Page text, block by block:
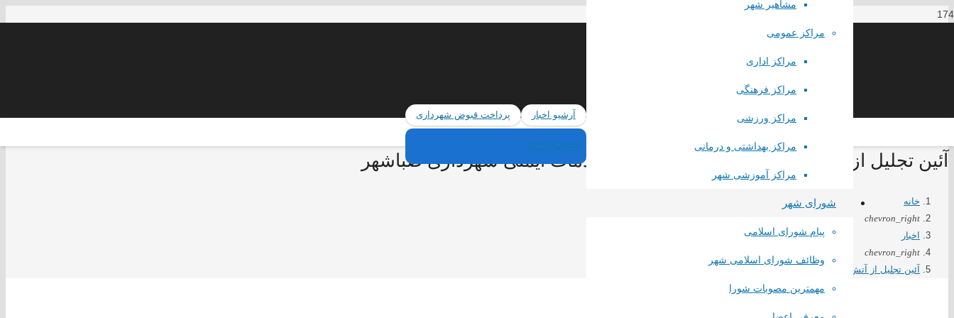
مشاهیر شهر
مراکز عمومی
مراکز اداری
مراکز فرهنگی
مراکز ورزشی
مراکز بهداشتی و درمانی
مراکز آموزشی شهر
شورای شهر
پیام شورای اسلامی
وظائف شورای اسلامی شهر
مهمترین مصوبات شورا
آرشیو اخبار پرداخت قبوض شهرداری
02165624446
آئین تجلیل از آتش نشانان اداره آتش نشانی و خدمات ایمنی شهرداری صباشهر
خانه
chevron_right
اخبار
chevron_right
آئین تجلیل از آتش نشانان اداره آتش نشانی و خدمات ایمنی شهرداری صباشهر